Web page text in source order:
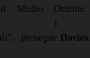
Medio
i
prosegue Davies.